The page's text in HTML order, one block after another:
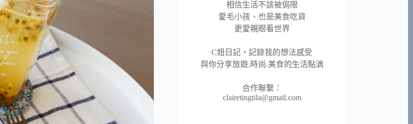
相信生活不該被侷限
愛毛小孩、也是美食吃貨
更愛親眼看世界
C妞日記，記錄我的想法感受
與你分享旅遊.時尚.美食的生活點滴
合作聯繫：
clairetingtila@gmail.com